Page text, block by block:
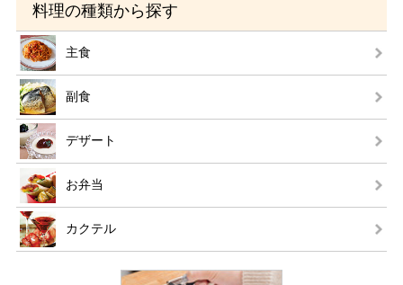
料理の種類から探す
主食
副食
デザート
お弁当
カクテル